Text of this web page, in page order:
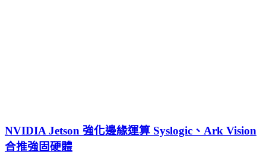
NVIDIA Jetson 強化邊緣運算 Syslogic、Ark Vision
合推強固硬體